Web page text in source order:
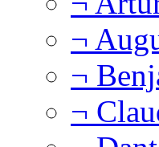
¬
¬
¬